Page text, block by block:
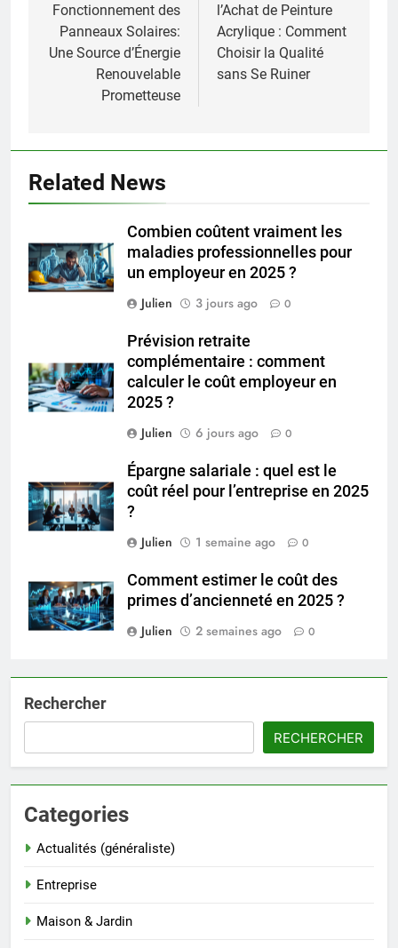
l’article
Fonctionnement des
Panneaux Solaires:
Une Source d’Énergie
Renouvelable
Prometteuse
l’Achat de Peinture
Acrylique : Comment
Choisir la Qualité
sans Se Ruiner
Related News
Combien coûtent vraiment les
maladies professionnelles pour
un employeur en 2025 ?
Julien
3 jours ago 0
Prévision retraite
complémentaire : comment
calculer le coût employeur en
2025 ?
Julien
6 jours ago 0
Épargne salariale : quel est le
coût réel pour l’entreprise en 2025
?
Julien
1 semaine ago 0
Comment estimer le coût des
primes d’ancienneté en 2025 ?
Julien
2 semaines ago 0
Rechercher
RECHERCHER
Categories
Actualités (généraliste)
Entreprise
Maison & Jardin